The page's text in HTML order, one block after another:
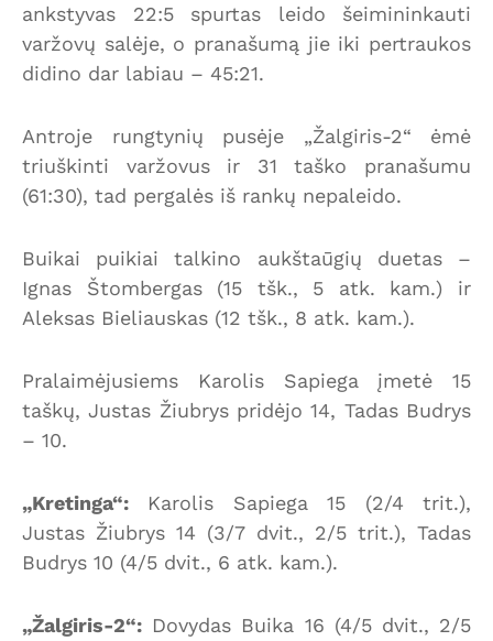
ankstyvas 22:5 spurtas leido šeimininkauti
varžovų salėje, o pranašumą jie iki pertraukos
didino dar labiau – 45:21.
Antroje rungtynių pusėje „Žalgiris-2“ ėmė
triuškinti varžovus ir 31 taško pranašumu
(61:30), tad pergalės iš rankų nepaleido.
Buikai puikiai talkino aukštaūgių duetas –
Ignas Štombergas (15 tšk., 5 atk. kam.) ir
Aleksas Bieliauskas (12 tšk., 8 atk. kam.).
Pralaimėjusiems Karolis Sapiega įmetė 15
taškų, Justas Žiubrys pridėjo 14, Tadas Budrys
– 10.
„Kretinga“: Karolis Sapiega 15 (2/4 trit.),
Justas Žiubrys 14 (3/7 dvit., 2/5 trit.), Tadas
Budrys 10 (4/5 dvit., 6 atk. kam.).
„Žalgiris-2“: Dovydas Buika 16 (4/5 dvit., 2/5